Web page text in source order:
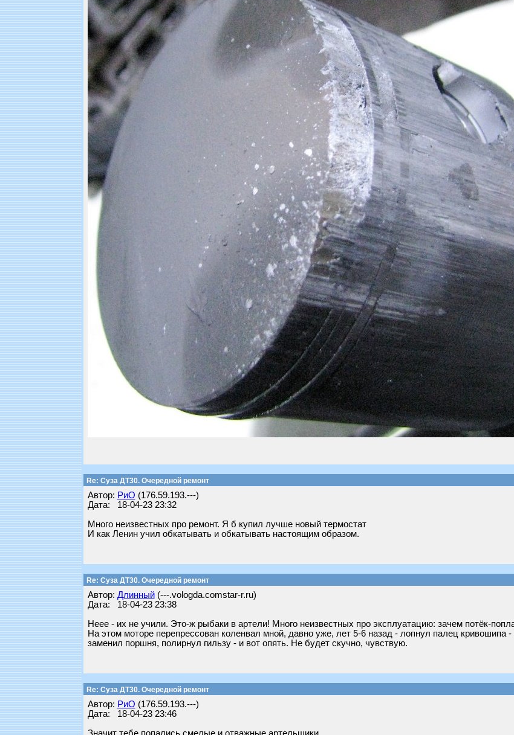
Re: Суза ДТ30. Очередной ремонт
Автор: РиО (176.59.193.---)
Дата: 18-04-23 23:32
Много неизвестных про ремонт. Я б купил лучше новый термостат
И как Ленин учил обкатывать и обкатывать настоящим образом.
Re: Суза ДТ30. Очередной ремонт
Автор: Длинный(---.vologda.comstar-r.ru)
Дата: 18-04-23 23:38
Неее - их не учили. Это-ж рыбаки в артели! Много неизвестных про эксплуатацию: зачем потёк-
На этом моторе перепрессован коленвал мной, давно уже, лет 5-6 назад - лопнул палец кривошипа
заменил поршня, полирнул гильзу - и вот опять. Не будет скучно, чувствую.
Re: Суза ДТ30. Очередной ремонт
Автор: РиО (176.59.193.---)
Дата: 18-04-23 23:46